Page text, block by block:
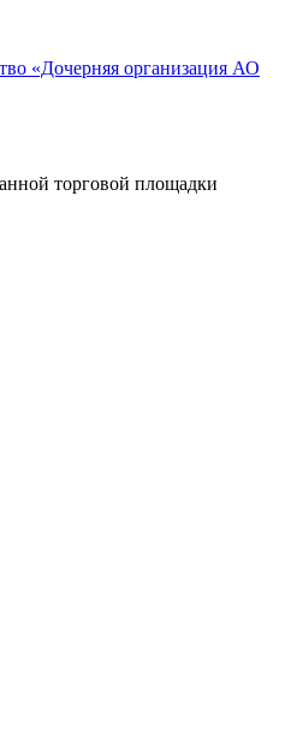
«Дочерняя организация АО
торговой площадки